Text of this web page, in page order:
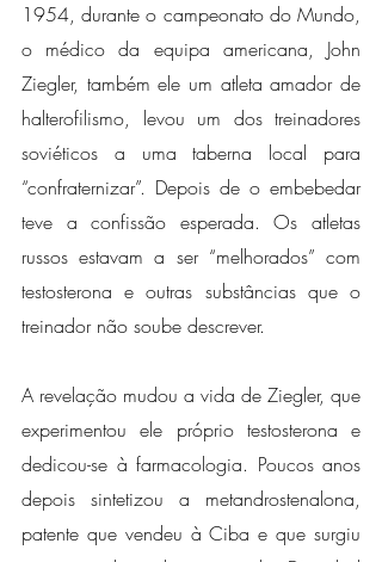
1954, durante o campeonato do Mundo,
o médico da equipa americana, John
Ziegler, também ele um atleta amador de
halterofilismo, levou um dos treinadores
soviéticos a uma taberna local para
“confraternizar”. Depois de o embebedar
teve a confissão esperada. Os atletas
russos estavam a ser “melhorados” com
testosterona e outras substâncias que o
treinador não soube descrever.
A revelação mudou a vida de Ziegler, que
experimentou ele próprio testosterona e
dedicou-se à farmacologia. Poucos anos
depois sintetizou a metandrostenalona,
patente que vendeu à Ciba e que surgiu